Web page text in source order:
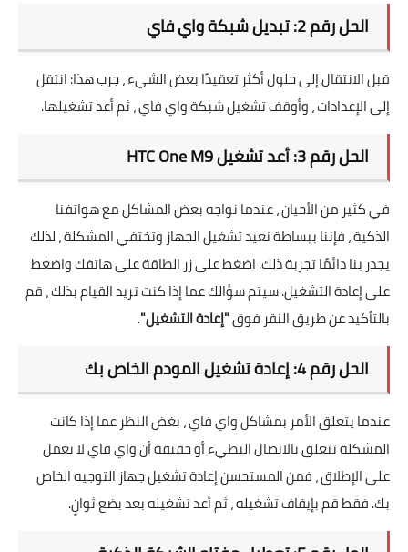
الحل رقم 2: تبديل شبكة واي فاي
قبل الانتقال إلى حلول أكثر تعقيدًا بعض الشيء ، جرب هذا: انتقل
إلى الإعدادات ، وأوقف تشغيل شبكة واي فاي ، ثم أعد تشغيلها.
الحل رقم 3: أعد تشغيل HTC One M9
في كثير من الأحيان ، عندما نواجه بعض المشاكل مع هواتفنا
الذكية ، فإننا ببساطة نعيد تشغيل الجهاز وتختفي المشكلة ، لذلك
يجدر بنا دائمًا تجربة ذلك. اضغط على زر الطاقة على هاتفك واضغط
على إعادة التشغيل. سيتم سؤالك عما إذا كنت تريد القيام بذلك ، قم
بالتأكيد عن طريق النقر فوق"إعادة التشغيل".
الحل رقم 4: إعادة تشغيل المودم الخاص بك
عندما يتعلق الأمر بمشاكل واي فاي ، بغض النظر عما إذا كانت
المشكلة تتعلق بالاتصال البطيء أو حقيقة أن واي فاي لا يعمل
على الإطلاق ، فمن المستحسن إعادة تشغيل جهاز التوجيه الخاص
بك. فقط قم بإيقاف تشغيله ، ثم أعد تشغيله بعد بضع ثوانٍ.